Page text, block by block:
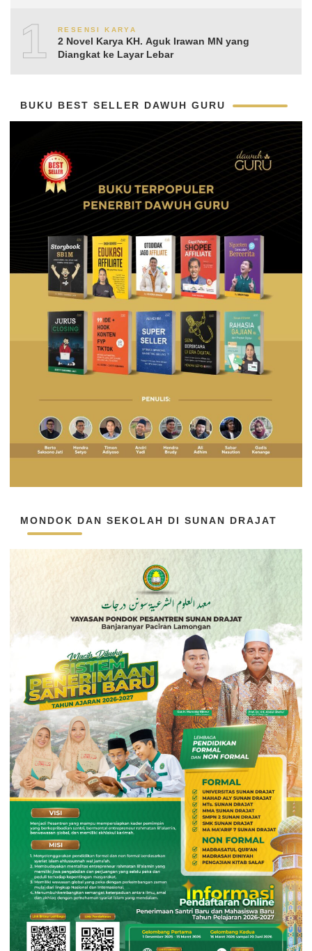
10RESENSI KARYA
2 Novel Karya KH. Aguk Irawan MN yang
Diangkat ke Layar Lebar
BUKU BEST SELLER DAWUH GURU
MONDOK DAN SEKOLAH DI SUNAN DRAJAT